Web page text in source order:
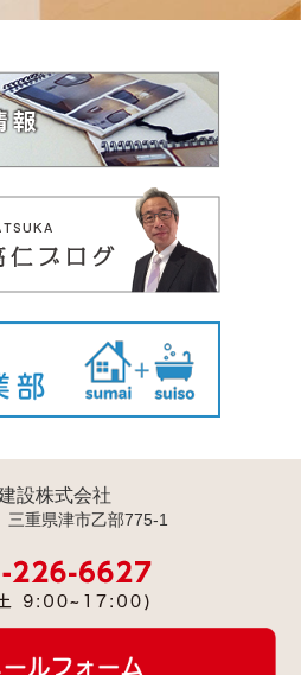
設株式会社
重県津市乙部775-1